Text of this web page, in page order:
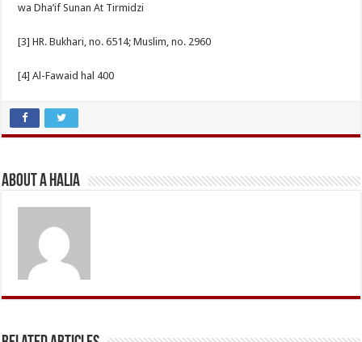
wa Dha’if Sunan At Tirmidzi
[3] HR. Bukhari, no. 6514; Muslim, no. 2960
[4] Al-Fawaid hal 400
About A Halia